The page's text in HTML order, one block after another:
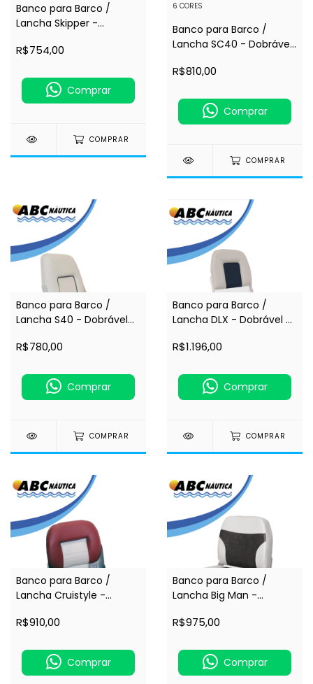
Banco para Barco /
Lancha Skipper -
Branco - ESM (184159-
R$754,00
Comprar
COMPRAR
6 CORES
Banco para Barco /
Lancha SC40 - Dobrável
R$810,00
Comprar
COMPRAR
Banco para Barco /
Lancha S40 - Dobrável
R$780,00
Comprar
COMPRAR
Banco para Barco /
Lancha DLX - Dobrável e
R$1.196,00
Comprar
COMPRAR
Banco para Barco /
Lancha Cruistyle -
Encosto Baixo - New Star
R$910,00
Comprar
Banco para Barco /
Lancha Big Man -
Assento e Encosto Largo
R$975,00
Comprar